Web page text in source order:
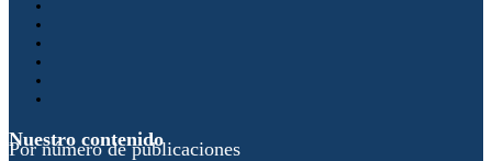
Nuestro contenido
Por número de publicaciones